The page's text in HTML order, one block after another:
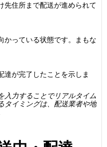
先住所まで配送が進められて
かっている状態です。まもな
達が完了したことを示しま
入力することでリアルタイム
タイミングは、配送業者や地